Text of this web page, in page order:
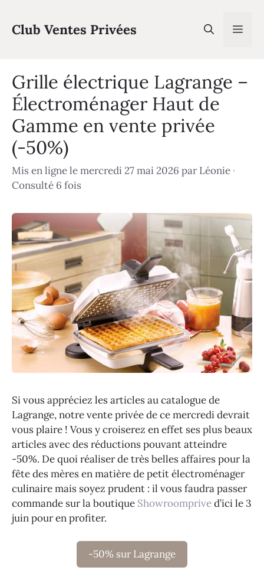
contenu
Club Ventes Privées
Grille électrique Lagrange –
Électroménager Haut de
Gamme en vente privée
(-50%)
Mis en ligne le mercredi 27 mai 2026 parLéonie ·
Consulté 6 fois
Si vous appréciez les articles au catalogue de
Lagrange, notre vente privée de ce mercredi devrait
vous plaire ! Vous y croiserez en effet ses plus beaux
articles avec des réductions pouvant atteindre
-50%. De quoi réaliser de très belles affaires pour la
fête des mères en matière de petit électroménager
culinaire mais soyez prudent : il vous faudra passer
commande sur la boutique Showroomprived’ici le 3
juin pour en profiter.
-50% sur Lagrange